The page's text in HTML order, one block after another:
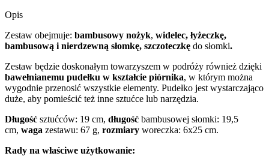
Opis
Zestaw obejmuje: bambusowy nożyk, widelec, łyżeczkę,
bambusową i nierdzewną słomkę, szczoteczkę do słomki.
Zestaw będzie doskonałym towarzyszem w podróży również dzięki
bawełnianemu pudełku w kształcie piórnika, w którym można
wygodnie przenosić wszystkie elementy. Pudełko jest wystarczająco
duże, aby pomieścić też inne sztućce lub narzędzia.
Długość sztućców: 19 cm, długość bambusowej słomki: 19,5
cm, waga zestawu: 67 g, rozmiary woreczka: 6x25 cm.
Rady na właściwe użytkowanie: